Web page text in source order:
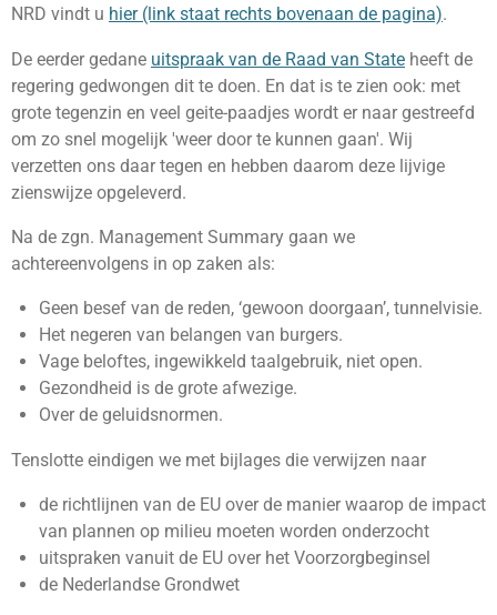
NRD vindt u hier (link staat rechts bovenaan de pagina).
De eerder gedane uitspraak van de Raad van State heeft de
regering gedwongen dit te doen. En dat is te zien ook: met
grote tegenzin en veel geite-paadjes wordt er naar gestreefd
om zo snel mogelijk 'weer door te kunnen gaan'. Wij
verzetten ons daar tegen en hebben daarom deze lijvige
zienswijze opgeleverd.
Na de zgn. Management Summary gaan we
achtereenvolgens in op zaken als:
Geen besef van de reden, ‘gewoon doorgaan’, tunnelvisie.
Het negeren van belangen van burgers.
Vage beloftes, ingewikkeld taalgebruik, niet open.
Gezondheid is de grote afwezige.
Over de geluidsnormen.
Tenslotte eindigen we met bijlages die verwijzen naar
de richtlijnen van de EU over de manier waarop de impact
van plannen op milieu moeten worden onderzocht
uitspraken vanuit de EU over het Voorzorgbeginsel
de Nederlandse Grondwet